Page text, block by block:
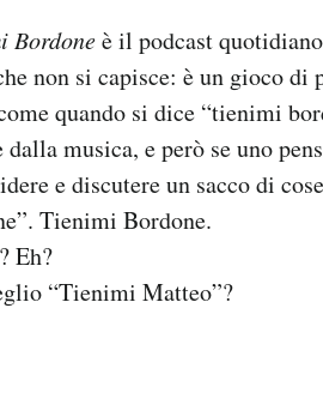
Bordoneè il podcast
non si capisce: è un gioco di
quando si dice “tienimi
dalla musica, e però se uno
e discutere un sacco di
Tienimi Bordone.
Eh?
“Tienimi Matteo”?